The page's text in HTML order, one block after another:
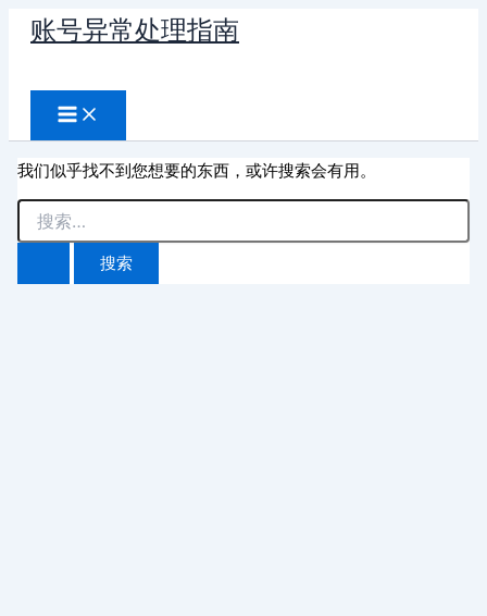
账号异常处理指南
索
我们似乎找不到您想要的东西，或许搜索会有用。
搜
索：